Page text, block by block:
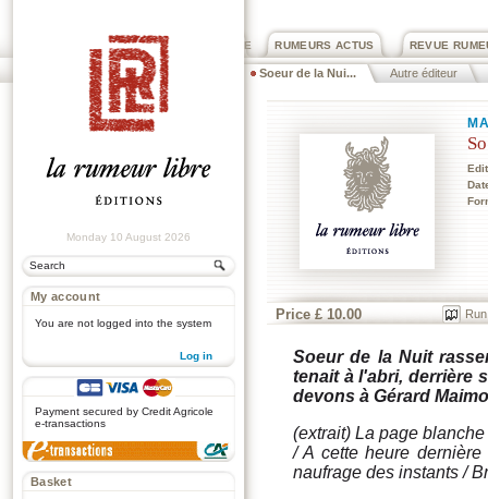
REVUE
RUMEURS ACTUS
PRIX ROGER DEXTRE
Soeur de la Nui... Autre éditeur
Monday 10 August 2026
My account
You are not logged into the system
Log in
Payment secured by Credit Agricole
e-transactions
Basket
Price £ 10.00
Soeur de la Nuit
tenait à l'abri, derrière
devons à Gérard
(extrait) La page
/ A cette heure
naufrage des instants /